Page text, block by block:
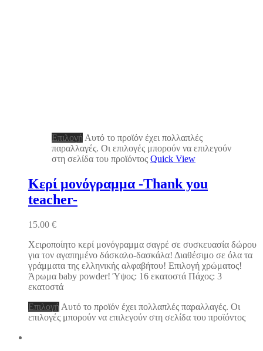
Επιλογή Αυτό το προϊόν έχει πολλαπλές
παραλλαγές. Οι επιλογές μπορούν να επιλεγούν
στη σελίδα του προϊόντος Quick View
Κερί μονόγραμμα -Thank you
teacher-
15.00 €
Χειροποίητο κερί μονόγραμμα σαγρέ σε συσκευασία δώρου
για τον αγαπημένο δάσκαλο-δασκάλα! Διαθέσιμο σε όλα τα
γράμματα της ελληνικής αλφαβήτου! Επιλογή χρώματος!
Άρωμα baby powder! Ύψος: 16 εκατοστά Πάχος: 3
εκατοστά
Επιλογή Αυτό το προϊόν έχει πολλαπλές παραλλαγές. Οι
επιλογές μπορούν να επιλεγούν στη σελίδα του προϊόντος